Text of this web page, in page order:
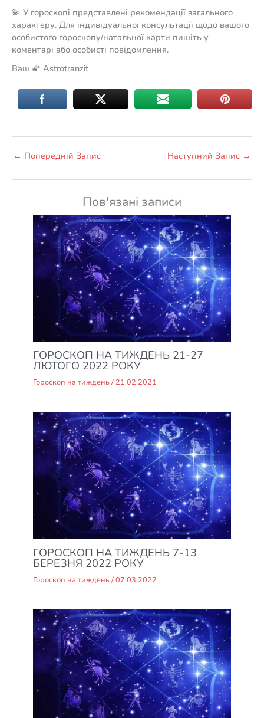
💫 У гороскопі представлені рекомендації загального
характеру. Для індивідуальної консультації щодо вашого
особистого гороскопу/натальної карти пишіть у
коментарі або особисті повідомлення.
Ваш 🌠 Astrotranzit
← Попередній Запис Наступний Запис →
Пов'язані записи
ГОРОСКОП НА ТИЖДЕНЬ 21-27
ЛЮТОГО 2022 РОКУ
Гороскоп на тиждень/ 21.02.2021
ГОРОСКОП НА ТИЖДЕНЬ 7-13
БЕРЕЗНЯ 2022 РОКУ
Гороскоп на тиждень/07.03.2022